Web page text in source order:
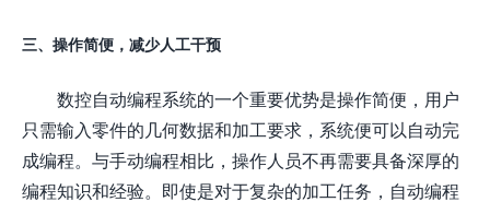
三、操作简便，减少人工干预
数控自动编程系统的一个重要优势是操作简便，用户
只需输入零件的几何数据和加工要求，系统便可以自动完
成编程。与手动编程相比，操作人员不再需要具备深厚的
编程知识和经验。即使是对于复杂的加工任务，自动编程